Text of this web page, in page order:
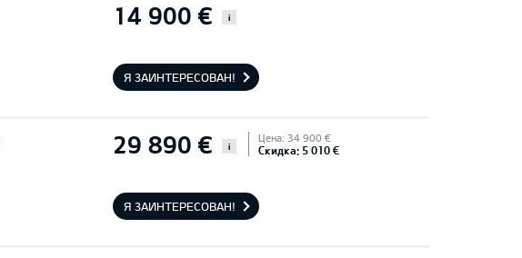
14 900 € i
Я ЗАИНТЕРЕСОВАН!
29 890 € i
Цена: 34 900 €
Скидка: 5 010 €
Я ЗАИНТЕРЕСОВАН!